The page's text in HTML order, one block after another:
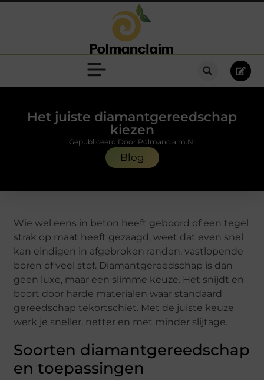
Het juiste diamantgereedschap
kiezen
Blog
Gepubliceerd Door Polmanclaim.nl
Wie wel eens in beton heeft geboord of een tegel
strak op maat heeft gezaagd, weet dat even snel
kan eindigen in afgebroken randen, vastlopende
boren of veel stof. Diamantgereedschap is dan
geen luxe, maar een slimme keuze. Het snijdt en
boort door harde materialen waar standaard
gereedschap tekortschiet. Met de juiste keuze
werk je sneller, netter en met minder slijtage.
Soorten diamantgereedschap
en toepassingen